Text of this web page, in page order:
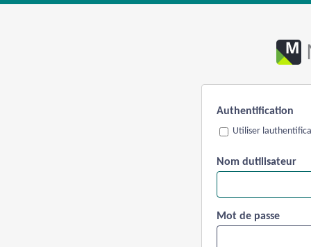
Authentification
Utiliser
Nom dutilisateur
Mot de passe